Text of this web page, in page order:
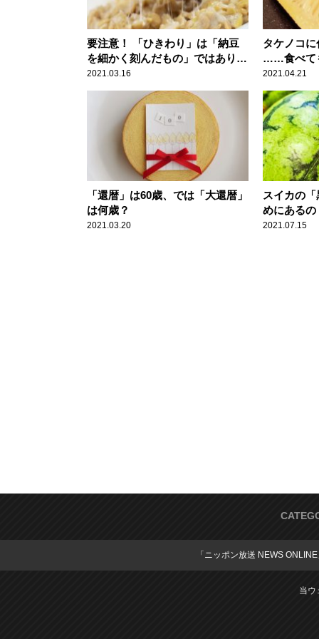
要注意！ 「ひきわり」は「納豆
を細かく刻んだもの」ではありま
せん
2021.03.16
タケノコ
……食べて
2021.04.21
「還暦」は60歳、では「大還暦」
は何歳？
2021.03.20
スイカの
めにあるの
2021.07.15
「ニッポン放送 NEWS
当ウ